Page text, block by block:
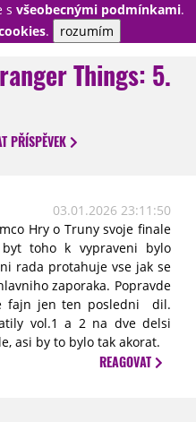
s všeobecnými podmínkami.
. rozumím
PŘIHLÁSIT
Things: 5.
PŘÍSPĚVEK
03.01.2026 23:11:50
Hry o Truny svoje finale
byt toho k vypraveni bylo
rada protahuje vse jak se
zaporaka. Popravde
fajn jen ten posledni dil.
vol.1 a 2 na dve delsi
asi by to bylo tak akorat.
REAGOVAT